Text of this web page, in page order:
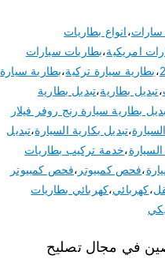
سارات،انواع بطاريات
امريكية،بطاريات سيارات
،بطارية سيارة تركية،بطارية سيارة
،تبديل بطارية،تبديل بطارية
بطارية سيارة رنج روفر فيلار
،تبديل بكارية السيارة،تبديل
،خدمة تركيب بطاريات
،فحص كمبيوتر ،فحص كمبيوتر
،كهربائي،كهربائي بطاريات
في مجال تصليح